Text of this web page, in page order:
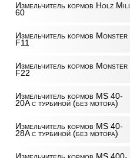
Измельчитель кормов Holz Mill
60
Измельчитель кормов Monster
F11
Измельчитель кормов Monster
F22
Измельчитель кормов MS 40-
20A с турбиной (без мотора)
Измельчитель кормов MS 40-
28A с турбиной (без мотора)